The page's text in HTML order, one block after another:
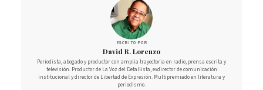
ESCRITO POR
David R. Lorenzo
Periodista, abogado y productor con amplia trayectoria en radio, prensa escrita y
televisión. Productor de La Voz del Detallista, exdirector de comunicación
institucional y director de Libertad de Expresión. Multipremiado en literatura y
periodismo.